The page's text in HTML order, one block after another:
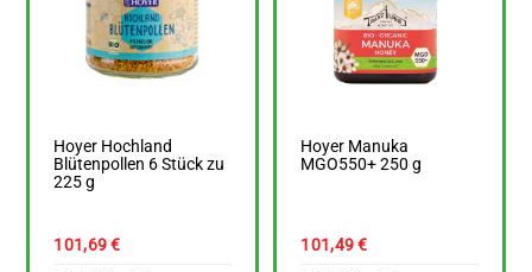
Hoyer Hochland
Blütenpollen 6 Stück zu
225 g
101,69€
Hoyer Manuka
MGO550+ 250 g
101,49€